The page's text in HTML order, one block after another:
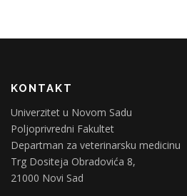
KONTAKT
Univerzitet u Novom Sadu
Poljoprivredni Fakultet
Departman za veterinarsku medicinu
Trg Dositeja Obradovića 8,
21000 Novi Sad